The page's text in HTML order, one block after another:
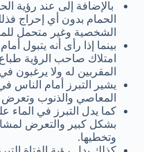
بالإضافة إلى عند رؤية
الحمام بدون أي إحراج
الشخصية وغير متحمل
بينما إذا رأى أنه يتبول
امتلاك صاحب الرؤية
المقربين له ولا يرغبون
يشير التبرز أمام الناس
المعاصي والذنوب
كما يدل التبرز في الماء
بشكل كبير والتعرض
وتخطيها.